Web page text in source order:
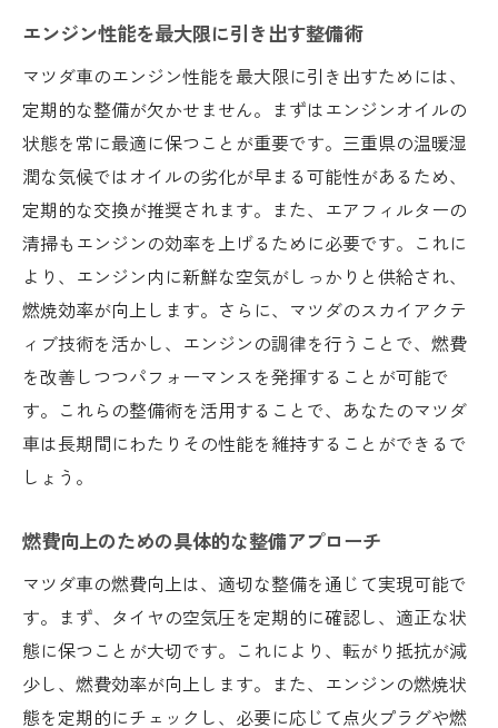
エンジン性能を最大限に引き出す整備術
マツダ車のエンジン性能を最大限に引き出すためには、
定期的な整備が欠かせません。まずはエンジンオイルの
状態を常に最適に保つことが重要です。三重県の温暖湿
潤な気候ではオイルの劣化が早まる可能性があるため、
定期的な交換が推奨されます。また、エアフィルターの
清掃もエンジンの効率を上げるために必要です。これに
より、エンジン内に新鮮な空気がしっかりと供給され、
燃焼効率が向上します。さらに、マツダのスカイアクテ
ィブ技術を活かし、エンジンの調律を行うことで、燃費
を改善しつつパフォーマンスを発揮することが可能で
す。これらの整備術を活用することで、あなたのマツダ
車は長期間にわたりその性能を維持することができるで
しょう。
燃費向上のための具体的な整備アプローチ
マツダ車の燃費向上は、適切な整備を通じて実現可能で
す。まず、タイヤの空気圧を定期的に確認し、適正な状
態に保つことが大切です。これにより、転がり抵抗が減
少し、燃費効率が向上します。また、エンジンの燃焼状
態を定期的にチェックし、必要に応じて点火プラグや燃